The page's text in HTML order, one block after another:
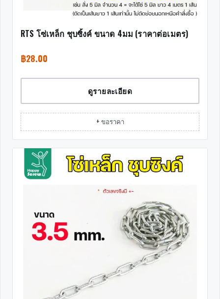
RTS โซ่เหล็ก ชุบซิ้งค์ ขนาด 4มม (ราคาต่อเมตร)
฿28.00
ดูรายละเอียด
+ ขอราคา